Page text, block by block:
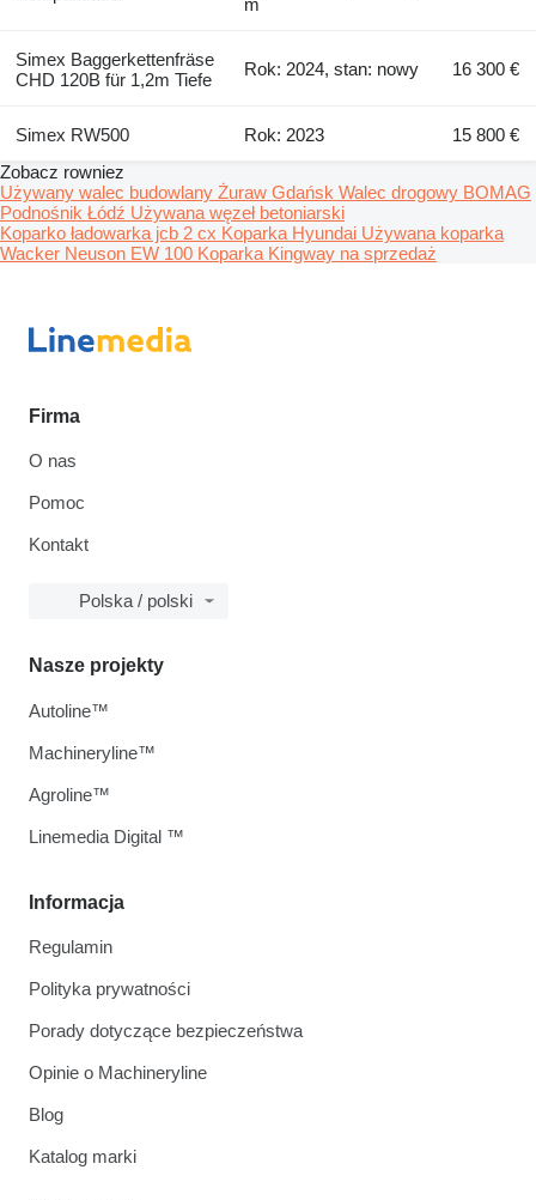
Simex Baggerkettenfräse
CHD 120B für 1,2m Tiefe
Rok: 2024, stan: nowy 16 300 €
Simex RW500 Rok: 2023
15 800 €
Zobacz rowniez
Używany walec budowlany Żuraw Gdańsk Walec drogowy BOMAG
Podnośnik Łódź Używana węzeł betoniarski
Koparko ładowarka jcb 2 cx Koparka Hyundai Używana koparka
Wacker Neuson EW 100 Koparka Kingway na sprzedaż
Firma
O nas
Pomoc
Kontakt
Polska / polski
Informacja
Regulamin
Polityka prywatności
Porady dotyczące bezpieczeństwa
Opinie o Machineryline
Blog
Katalog marki
Nasze projekty
Autoline™
Machineryline™
Agroline™
Linemedia Digital ™